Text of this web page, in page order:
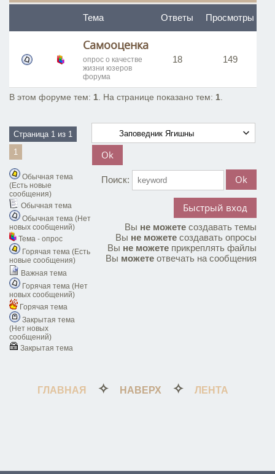
Тема Ответы Просмотры
Самооценка
опрос о качестве
жизни юзеров
форума
18 149
В этом форуме тем: 1 . На странице показано тем: 1
Страница 1 из 1
1
Обычная тема
(Есть новые
сообщения)
Обычная тема
Обычная тема (Нет
новых сообщений)
Тема - опрос
Горячая тема (Есть
новые сообщения)
Важная тема
Горячая тема (Нет
новых сообщений)
Горячая тема
Закрытая тема
(Нет новых
сообщений)
Закрытая тема
Поиск:
Вы не можете создавать темы
Вы не можете создавать опросы
Вы не можете прикреплять файлы
Вы можете отвечать на сообщения
ГЛАВНАЯ ✧ НАВЕРХ ✧ЛЕНТА